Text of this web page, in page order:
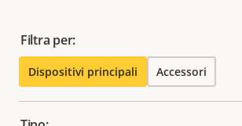
Filtra per:
Dispositivi principali Accessori